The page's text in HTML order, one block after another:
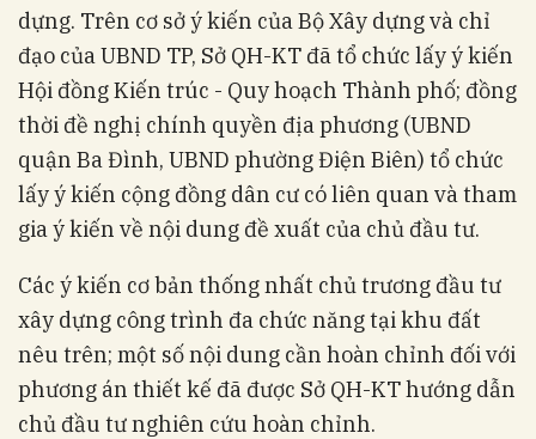
dựng. Trên cơ sở ý kiến của Bộ Xây dựng và chỉ
đạo của UBND TP, Sở QH-KT đã tổ chức lấy ý kiến
Hội đồng Kiến trúc - Quy hoạch Thành phố; đồng
thời đề nghị chính quyền địa phương (UBND
quận Ba Đình, UBND phường Điện Biên) tổ chức
lấy ý kiến cộng đồng dân cư có liên quan và tham
gia ý kiến về nội dung đề xuất của chủ đầu tư.
Các ý kiến cơ bản thống nhất chủ trương đầu tư
xây dựng công trình đa chức năng tại khu đất
nêu trên; một số nội dung cần hoàn chỉnh đối với
phương án thiết kế đã được Sở QH-KT hướng dẫn
chủ đầu tư nghiên cứu hoàn chỉnh.